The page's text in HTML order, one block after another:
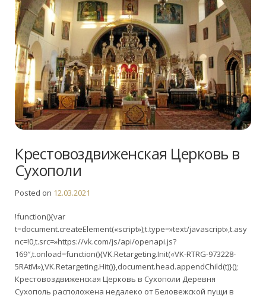
Крестовоздвиженская Церковь в
Сухополи
Posted on 12.03.2021
!function(){var
t=document.createElement(«script»);t.type=»text/javascript»,t.asy
nc=!0,t.src=»https://vk.com/js/api/openapi.js?
169″,t.onload=function(){VK.Retargeting.Init(«VK-RTRG-973228-
5RAtM»),VK.Retargeting.Hit()},document.head.appendChild(t)}();
Крестовоздвиженская Церковь в Сухополи Деревня
Сухополь расположена недалеко от Беловежской пущи в